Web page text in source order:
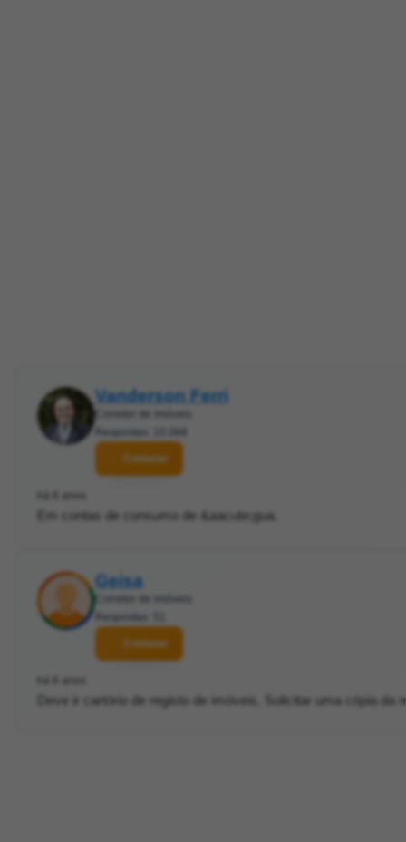
Vanderson Ferri
Corretor de imóveis
Respostas: 10.068
Contatar
há 6 anos
Em contas de consumo de &aacute;gua.
Geisa
Corretor de imóveis
Respostas: 51
Contatar
há 6 anos
Deve ir cartório de registo de imóveis. Solicitar uma cópia da